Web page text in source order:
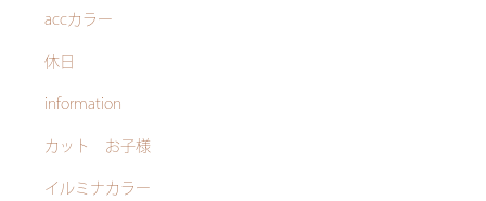
accカラー
休日
information
カット お子様
イルミナカラー